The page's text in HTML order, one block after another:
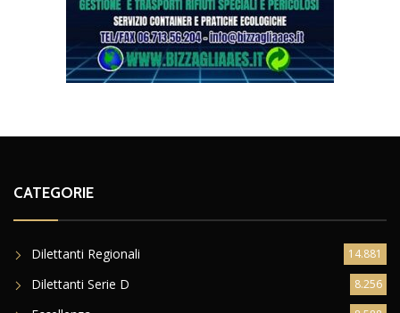
CATEGORIE
Dilettanti Regionali 14.881
Dilettanti Serie D 8.256